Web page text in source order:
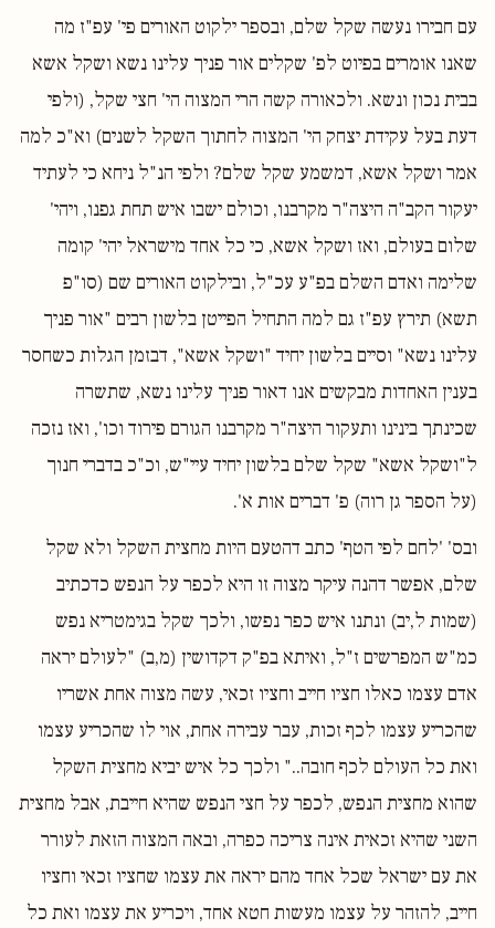
עם חבירו נעשה שקל שלם, ובספר ילקוט האורים פי' עפ"ז מה
שאנו אומרים בפיוט לפ' שקלים אור פניך עלינו נשא ושקל אשא
בבית נכון ונשא. ולכאורה קשה הרי המצוה הי' חצי שקל, (ולפי
דעת בעל עקידת יצחק הי' המצוה לחתוך השקל לשנים) וא"כ למה
אמר ושקל אשא, דמשמע שקל שלם? ולפי הנ"ל ניחא כי לעתיד
יעקור הקב"ה היצה"ר מקרבנו, וכולם ישבו איש תחת גפנו, ויהי'
שלום בעולם, ואז ושקל אשא, כי כל אחד מישראל יהי' קומה
שלימה ואדם השלם בפ"ע עכ"ל, ובילקוט האורים שם (סו"פ
תשא) תירץ עפ"ז גם למה התחיל הפייטן בלשון רבים "אור פניך
עלינו נשא" וסיים בלשון יחיד "ושקל אשא", דבזמן הגלות כשחסר
בענין האחדות מבקשים אנו דאור פניך עלינו נשא, שתשרה
שכינתך בינינו ותעקור היצה"ר מקרבנו הגורם פירוד וכו', ואז נזכה
ל"ושקל אשא" שקל שלם בלשון יחיד עיי"ש, וכ"כ בדברי חנוך
(על הספר גן רוה) פ' דברים אות א'.
ובס' 'לחם לפי הטף' כתב דהטעם היות מחצית השקל ולא שקל
שלם, אפשר דהנה עיקר מצוה זו היא לכפר על הנפש כדכתיב
(שמות ל,יב) ונתנו איש כפר נפשו, ולכך שקל בגימטריא נפש
כמ"ש המפרשים ז"ל, ואיתא בפ"ק דקדושין (מ,ב) "לעולם יראה
אדם עצמו כאלו חציו חייב וחציו זכאי, עשה מצוה אחת אשריו
שהכריע עצמו לכף זכות, עבר עבירה אחת, אוי לו שהכריע עצמו
ואת כל העולם לכף חובה.." ולכך כל איש יביא מחצית השקל
שהוא מחצית הנפש, לכפר על חצי הנפש שהיא חייבת, אבל מחצית
השני שהיא זכאית אינה צריכה כפרה, ובאה המצוה הזאת לעורר
את עם ישראל שכל אחד מהם יראה את עצמו שחציו זכאי וחציו
חייב, להזהר על עצמו מעשות חטא אחד, ויכריע את עצמו ואת כל